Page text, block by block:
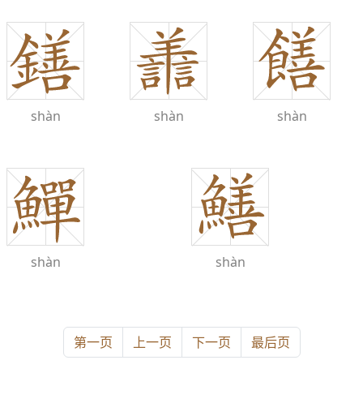
shàn shàn shàn
shàn shàn
第一页 上一页 下一页 最后页